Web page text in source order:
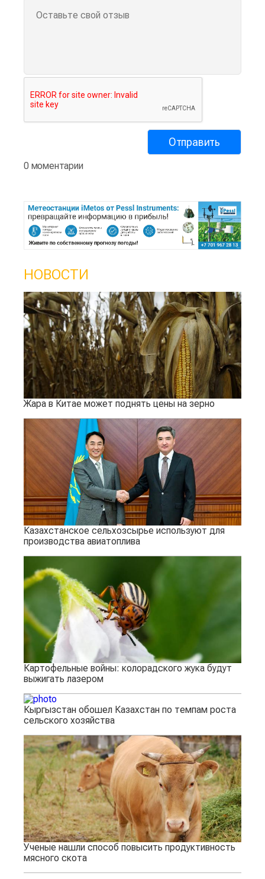
0 моментарии
НОВОСТИ
Жара в Китае может поднять цены на зерно
Казахстанское сельхозсырье используют для
производства авиатоплива
Картофельные войны: колорадского жука будут
выжигать лазером
Кыргызстан обошел Казахстан по темпам роста
сельского хозяйства
Ученые нашли способ повысить продуктивность
мясного скота